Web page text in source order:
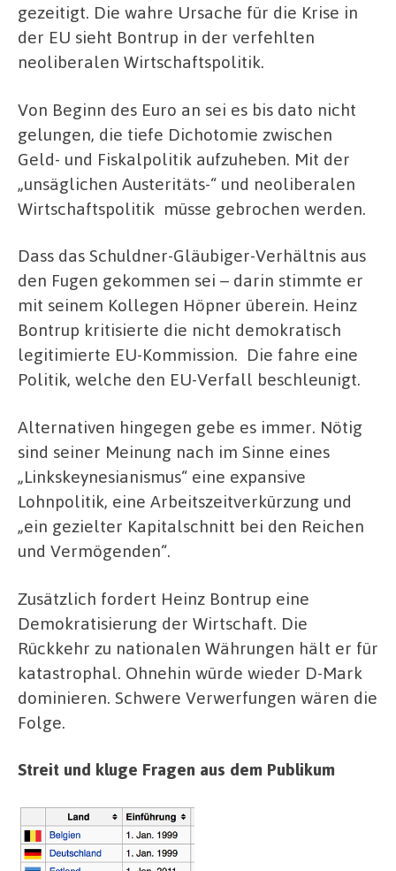
gezeitigt. Die wahre Ursache für die Krise in
der EU sieht Bontrup in der verfehlten
neoliberalen Wirtschaftspolitik.
Von Beginn des Euro an sei es bis dato nicht
gelungen, die tiefe Dichotomie zwischen
Geld- und Fiskalpolitik aufzuheben. Mit der
„unsäglichen Austeritäts-“ und neoliberalen
Wirtschaftspolitik müsse gebrochen werden.
Dass das Schuldner-Gläubiger-Verhältnis aus
den Fugen gekommen sei – darin stimmte er
mit seinem Kollegen Höpner überein. Heinz
Bontrup kritisierte die nicht demokratisch
legitimierte EU-Kommission. Die fahre eine
Politik, welche den EU-Verfall beschleunigt.
Alternativen hingegen gebe es immer. Nötig
sind seiner Meinung nach im Sinne eines
„Linkskeynesianismus“ eine expansive
Lohnpolitik, eine Arbeitszeitverkürzung und
„ein gezielter Kapitalschnitt bei den Reichen
und Vermögenden“.
Zusätzlich fordert Heinz Bontrup eine
Demokratisierung der Wirtschaft. Die
Rückkehr zu nationalen Währungen hält er für
katastrophal. Ohnehin würde wieder D-Mark
dominieren. Schwere Verwerfungen wären die
Folge.
Streit und kluge Fragen aus dem Publikum